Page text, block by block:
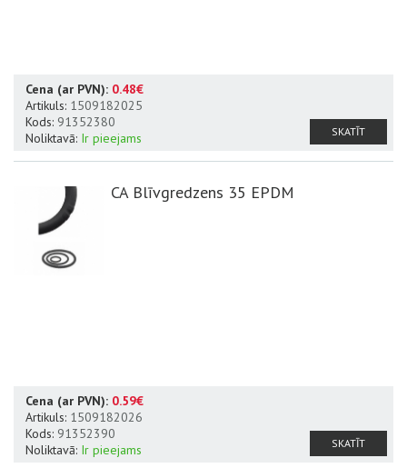
Cena (ar PVN): 0.48€
Artikuls: 1509182025
Kods: 91352380
Noliktavā: Ir pieejams SKATĪT
CA Blīvgredzens 35 EPDM
Cena (ar PVN): 0.59€
Artikuls: 1509182026
Kods: 91352390
Noliktavā: Ir pieejams SKATĪT